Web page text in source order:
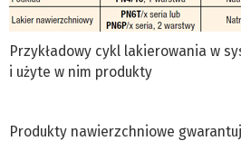
Przykładowy cykl lakierowania w
i użyte w nim produkty
Produkty nawierzchniowe